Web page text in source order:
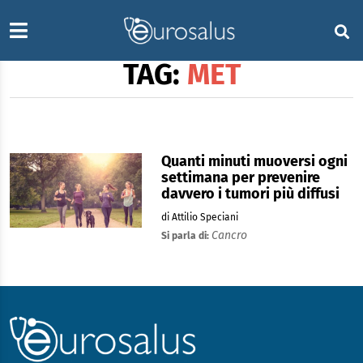
TAG: MET
Quanti minuti muoversi ogni
settimana per prevenire
davvero i tumori più diffusi
di Attilio Speciani
Si parla di: Cancro